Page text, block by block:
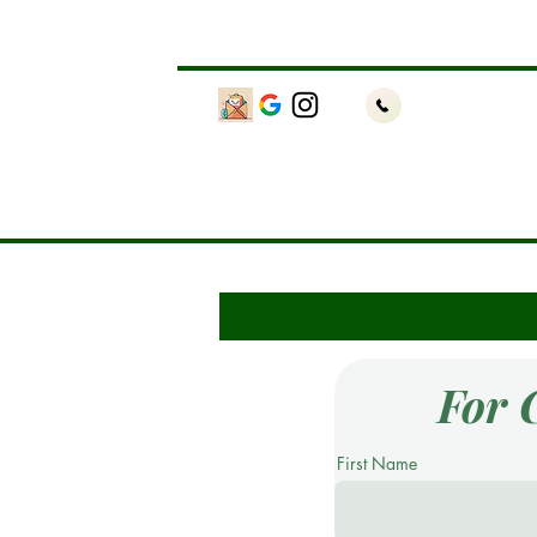
For
First Name